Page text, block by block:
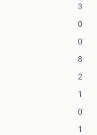
3
0
0
8
2
1
0
1